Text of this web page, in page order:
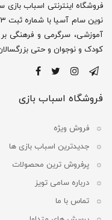
فروشگاه اینترنتی اسباب
آموزشی، سرگرمی و فرهنگی
کودک و نوجوان و حتی
فروشگاه اسباب بازی
فروش ویژه
جدیدترین اسباب بازی ها
پرفروش ترین محصولات
درباره سامی تویز
تماس با ما